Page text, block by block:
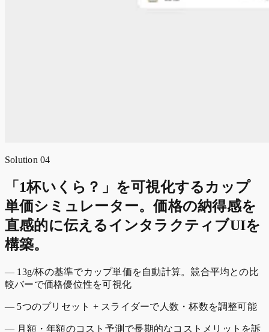
Solution 04
「1杯いくら？」を可視化するカップ
単価シミュレーター。価格の納得感を
直感的に伝えるインタラクティブUIを
構築。
— 13g/杯の基準でカップ単価を自動計算。競合平均との比
較バーで価格優位性を可視化
— 5つのプリセット + スライダーで人数・杯数を調整可能
— 月額・年額のコスト予測で長期的なコストメリットを訴